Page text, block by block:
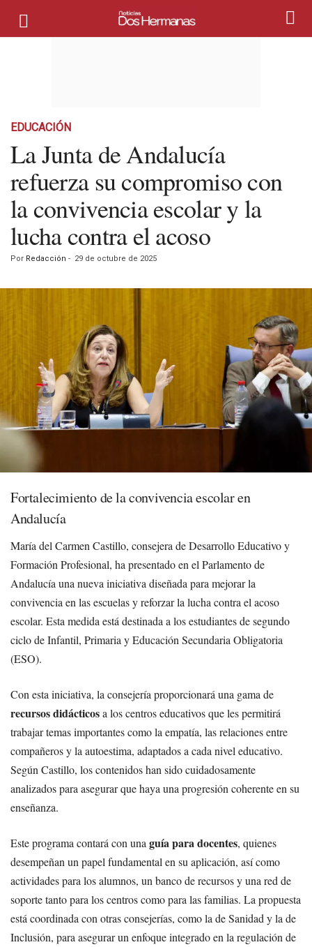
EDUCACIÓN
La Junta de Andalucía
refuerza su compromiso con
la convivencia escolar y la
lucha contra el acoso
Por Redacción - 29 de octubre de 2025
Fortalecimiento de la convivencia escolar en
Andalucía
María del Carmen Castillo, consejera de Desarrollo Educativo y
Formación Profesional, ha presentado en el Parlamento de
Andalucía una nueva iniciativa diseñada para mejorar la
convivencia en las escuelas y reforzar la lucha contra el acoso
escolar. Esta medida está destinada a los estudiantes de segundo
ciclo de Infantil, Primaria y Educación Secundaria Obligatoria
(ESO).
Con esta iniciativa, la consejería proporcionará una gama de
recursos didácticosa los centros educativos que les permitirá
trabajar temas importantes como la empatía, las relaciones entre
compañeros y la autoestima, adaptados a cada nivel educativo.
Según Castillo, los contenidos han sido cuidadosamente
analizados para asegurar que haya una progresión coherente en su
enseñanza.
Este programa contará con una guía para docentes, quienes
desempeñan un papel fundamental en su aplicación, así como
actividades para los alumnos, un banco de recursos y una red de
soporte tanto para los centros como para las familias. La propuesta
está coordinada con otras consejerías, como la de Sanidad y la de
Inclusión, para asegurar un enfoque integrado en la regulación de